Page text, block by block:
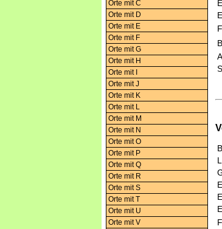
Orte mit C
Orte mit D
Orte mit E
Orte mit F
Orte mit G
Orte mit H
Orte mit I
Orte mit J
Orte mit K
Orte mit L
Orte mit M
Orte mit N
Orte mit O
Orte mit P
Orte mit Q
Orte mit R
Orte mit S
Orte mit T
Orte mit U
Orte mit V